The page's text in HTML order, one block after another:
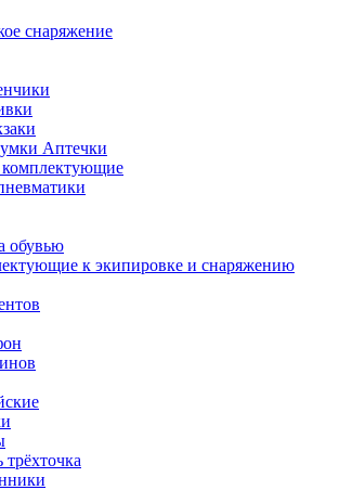
снаряжение
Аптечки
комплектующие
обувью
к экипировке и снаряжению